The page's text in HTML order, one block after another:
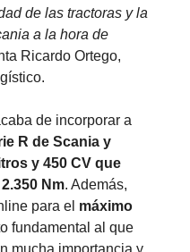
de las tractoras y la
a la hora de
Ricardo Ortego,
de incorporar a
R de Scania y
y 450 CV que
Nm. Además,
para el máximo
fundamental al que
mucha importancia y